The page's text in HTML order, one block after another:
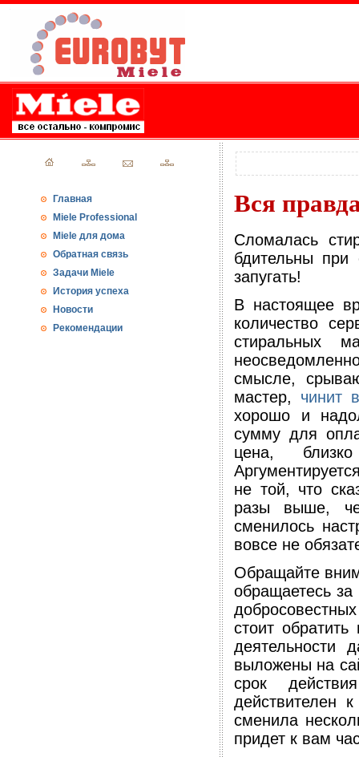
Главная
Miele Professional
Miele для дома
Обратная связь
Задачи Miele
История успеха
Новости
Рекомендации
Вся
Сломалась
бдительны
запугать!
В настоящее
количество
стиральных
смысле,
мастер, чинит
хорошо и
сумму для
цена,
не той, что
разы выше,
сменилось
вовсе не
Обращайте
обращаетесь
стоит
деятельности
выложены на
срок
действителен
сменила
придет к вам